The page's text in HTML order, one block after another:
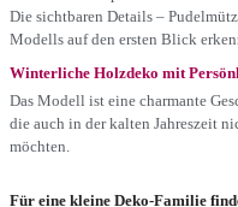
Die sichtbaren Details –
Modells auf den ersten Blick
Winterliche Holzdeko mit
Das Modell ist eine charmante
die auch in der kalten Jahreszeit
möchten.
Für eine kleine Deko-Familie